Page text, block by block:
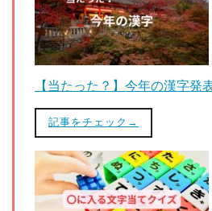
【当たった？】今年の漢字発
記事をチェック→